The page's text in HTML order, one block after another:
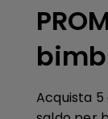
Acquista 5